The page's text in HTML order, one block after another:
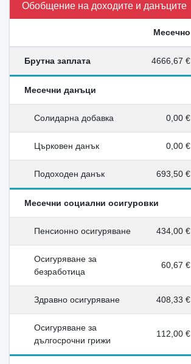
Обобщение на доходите и данъците
Месечно
Брутна заплата 4666,67 €
Месечни данъци
Солидарна добавка 0,00 €
Църковен данък 0,00 €
Подоходен данък 693,50 €
Месечни социални осигуровки
Пенсионно осигуряване 434,00 €
Осигуряване за
безработица
60,67 €
Здравно осигуряване 408,33 €
Осигуряване за
дългосрочни грижи
112,00 €